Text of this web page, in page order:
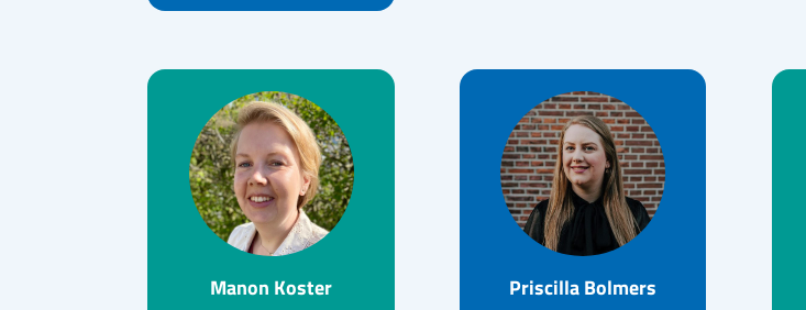
Manon Koster Priscilla Bolmers